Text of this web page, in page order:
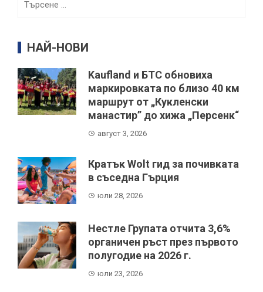
НАЙ-НОВИ
Kaufland и БТС обновиха
маркировката по близо 40 км
маршрут от „Кукленски
манастир” до хижа „Персенк“
август 3, 2026
Кратък Wolt гид за почивката
в съседна Гърция
юли 28, 2026
Нестле Групата отчита 3,6%
органичен ръст през първото
полугодие на 2026 г.
юли 23, 2026